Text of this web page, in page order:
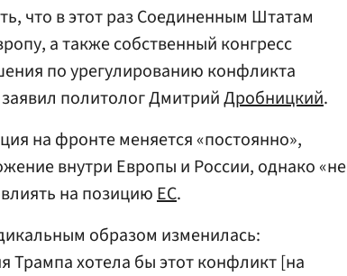
что в этот раз Соединенным Штатам
а также собственный конгресс
по урегулированию конфликта
заявил политолог ДмитрийДробницкий.
на фронте меняется «постоянно»,
внутри Европы и России, однако «не
на позициюЕС.
образом изменилась:
Трампа хотела бы этот конфликт [на